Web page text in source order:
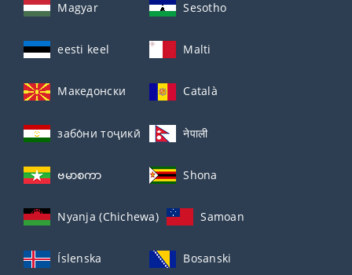
Magyar Sesotho
eesti keel Malti
Македонски Català
забо́ни тоҷикӣ́ नेपाली
ဗမာစကာ Shona
Nyanja (Chichewa) Samoan
Íslenska Bosanski